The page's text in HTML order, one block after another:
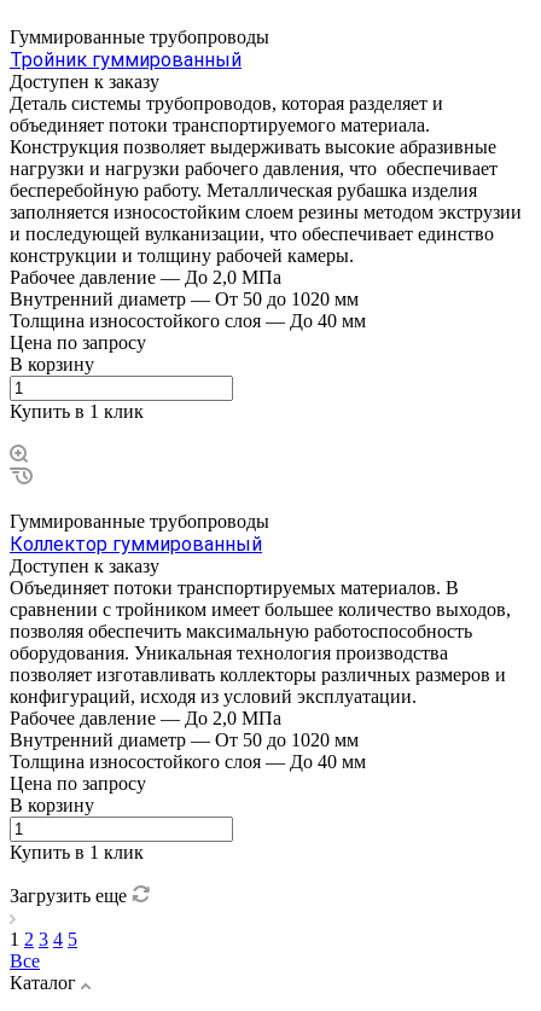
Гуммированные трубопроводы
Тройник гуммированный
Доступен к заказу
Деталь системы трубопроводов, которая разделяет и
объединяет потоки транспортируемого материала.
Конструкция позволяет выдерживать высокие абразивные
нагрузки и нагрузки рабочего давления, что обеспечивает
бесперебойную работу. Металлическая рубашка изделия
заполняется износостойким слоем резины методом экструзии
и последующей вулканизации, что обеспечивает единство
конструкции и толщину рабочей камеры.
Рабочее давление — До 2,0 МПа
Внутренний диаметр — От 50 до 1020 мм
Толщина износостойкого слоя — До 40 мм
Цена по запросу
В корзину
Купить в 1 клик
Гуммированные трубопроводы
Коллектор гуммированный
Доступен к заказу
Объединяет потоки транспортируемых материалов. В
сравнении с тройником имеет большее количество выходов,
позволяя обеспечить максимальную работоспособность
оборудования. Уникальная технология производства
позволяет изготавливать коллекторы различных размеров и
конфигураций, исходя из условий эксплуатации.
Рабочее давление — До 2,0 МПа
Внутренний диаметр — От 50 до 1020 мм
Толщина износостойкого слоя — До 40 мм
Цена по запросу
В корзину
Купить в 1 клик
Загрузить еще
1 2 3 4 5
Все
Каталог